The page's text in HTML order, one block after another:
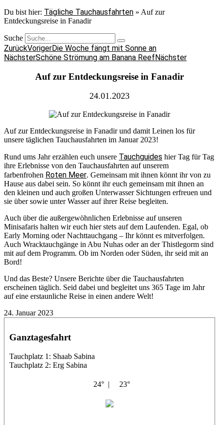
Du bist hier: Tägliche Tauchausfahrten » Auf zur
Entdeckungsreise in Fanadir
Suche
ZurückVorigerDie Woche fängt mit Sonne an
NächsterSchöne Strömung am Banana ReefNächster
Auf zur Entdeckungsreise in Fanadir
24.01.2023
Auf zur Entdeckungsreise in Fanadir und damit Leinen los für
unsere täglichen Tauchausfahrten im Januar 2023!
Rund ums Jahr erzählen euch unsere Tauchguides hier Tag für Tag
ihre Erlebnisse von den Tauchausfahrten auf unserem
farbenfrohen Roten Meer. Gemeinsam mit ihnen könnt ihr von zu
Hause aus dabei sein. So könnt ihr euch gemeinsam mit ihnen an
den kleinen und auch großen Unterwasser Sichtungen erfreuen und
sie über sowie unter Wasser auf ihrer Reise begleiten.
Auch über die außergewöhnlichen Erlebnisse auf unseren
Minisafaris halten wir euch hier stets auf dem Laufenden. Egal, ob
Early Morning oder Nachttauchgang – Ihr könnt es mitverfolgen.
Auch Wracktauchgänge in Abu Nuhas oder an der Thistlegorm sind
mit auf dem Programm. Ob im Norden oder Süden, ihr seid mit an
Bord!
Und das Beste? Unsere Berichte über die Tauchausfahrten
erscheinen täglich. Seid dabei und begleitet uns 365 Tage im Jahr
auf eine erstaunliche Reise in einen andere Welt!
24. Januar 2023
Ganztagesfahrt
Tauchplatz 1: Shaab Sabina
Tauchplatz 2: Erg Sabina
24° | 23°